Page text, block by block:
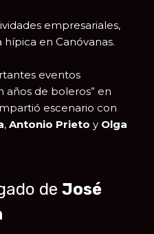
empresariales,
en Canóvanas.
eventos
años de boleros” en
escenario con
,Antonio Prieto y Olga
deJosé